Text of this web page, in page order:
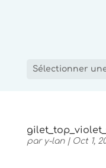
Sélectionner
par y-lan| Oct 1,